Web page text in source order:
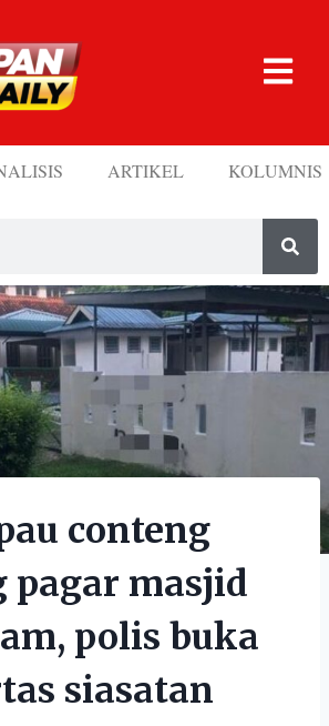
ARTIKEL KOLUMNIS
conteng
pagar masjid
polis buka
siasatan